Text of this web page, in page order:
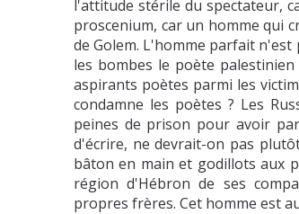
l'attitude stérile du spectateur,
proscenium, car un homme qui
de Golem. L'homme parfait n'est
les bombes le poète
aspirants poètes parmi les
condamne les poètes ? Les
peines de prison pour avoir
d'écrire, ne devrait-on pas
bâton en main et godillots aux
région d'Hébron de ses
propres frères. Cet homme est